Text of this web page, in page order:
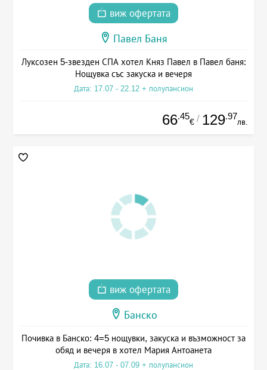
виж офертата
Павел Баня
Луксозен 5-звезден СПА хотел Княз Павел в Павел баня:
Нощувка със закуска и вечеря
Дата: 17.07 - 22.12 + полупансион
66.45
€ / 129.97
лв.
виж офертата
Банско
Почивка в Банско: 4=5 нощувки, закуска и възможност за
обяд и вечеря в хотел Мария Антоанета
Дата: 16.07 - 07.09 + полупансион